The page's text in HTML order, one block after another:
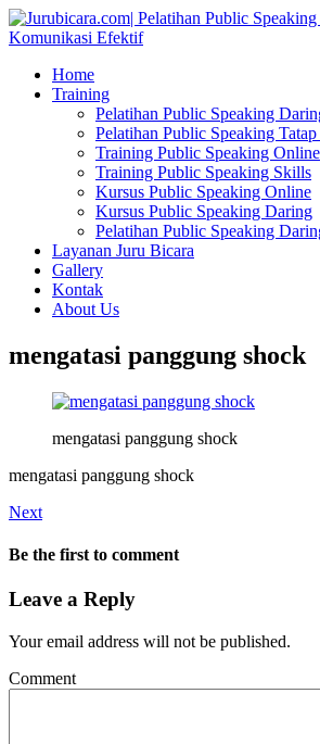
Home
Training
Pelatihan Public Speaking
Pelatihan Public Speaking
Training Public Speaking Online
Training Public Speaking Skills
Kursus Public Speaking Online
Kursus Public Speaking Daring
Pelatihan Public Speaking
Layanan Juru Bicara
Gallery
Kontak
About Us
mengatasi panggung shock
mengatasi panggung shock
mengatasi panggung shock
Next
Be the first to comment
Leave a Reply
Your email address will not be published.
Comment